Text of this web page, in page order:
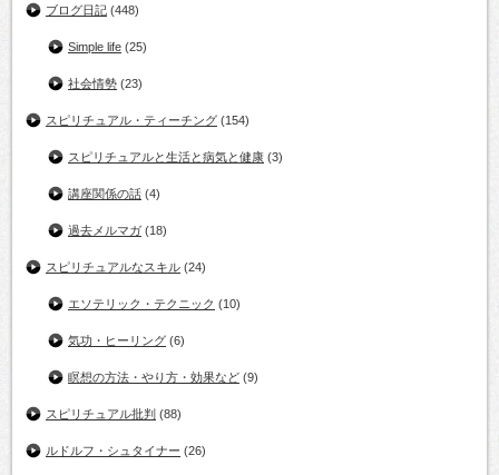
ブログ日記 (448)
Simple life (25)
社会情勢 (23)
スピリチュアル・ティーチング (154)
スピリチュアルと生活と病気と健康 (3)
講座関係の話 (4)
過去メルマガ (18)
スピリチュアルなスキル (24)
エソテリック・テクニック (10)
気功・ヒーリング (6)
瞑想の方法・やり方・効果など (9)
スピリチュアル批判 (88)
ルドルフ・シュタイナー (26)